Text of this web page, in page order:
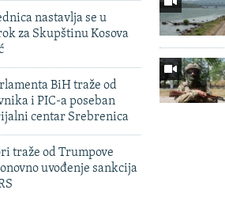
nastavlja se u
za Skupštinu Kosova
BiH traže od
i PIC-a poseban
centar Srebrenica
traže od Trumpove
uvođenje sankcija